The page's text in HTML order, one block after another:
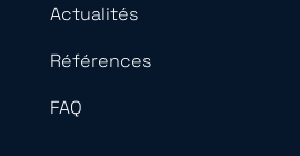
Actualités
Références
FAQ